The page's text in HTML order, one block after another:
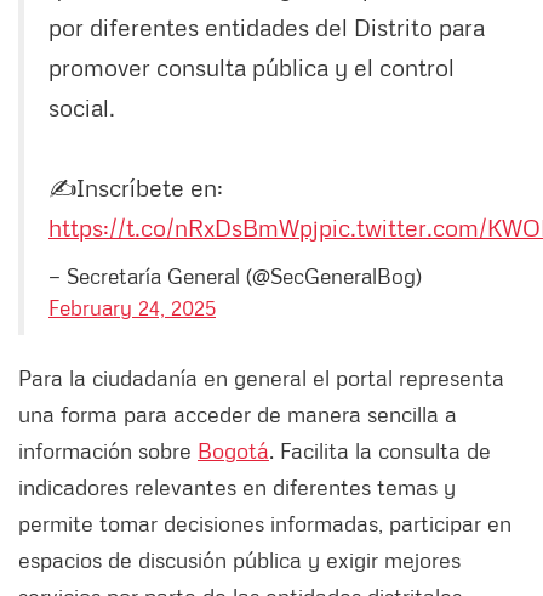
por diferentes entidades del Distrito para
promover consulta pública y el control
social.
✍️Inscríbete en:
https://t.co/nRxDsBmWpjpic.twitter.com/
— Secretaría General (@SecGeneralBog)
February 24, 2025
Para la ciudadanía en general el portal representa
una forma para acceder de manera sencilla a
información sobre Bogotá. Facilita la consulta de
indicadores relevantes en diferentes temas y
permite tomar decisiones informadas, participar en
espacios de discusión pública y exigir mejores